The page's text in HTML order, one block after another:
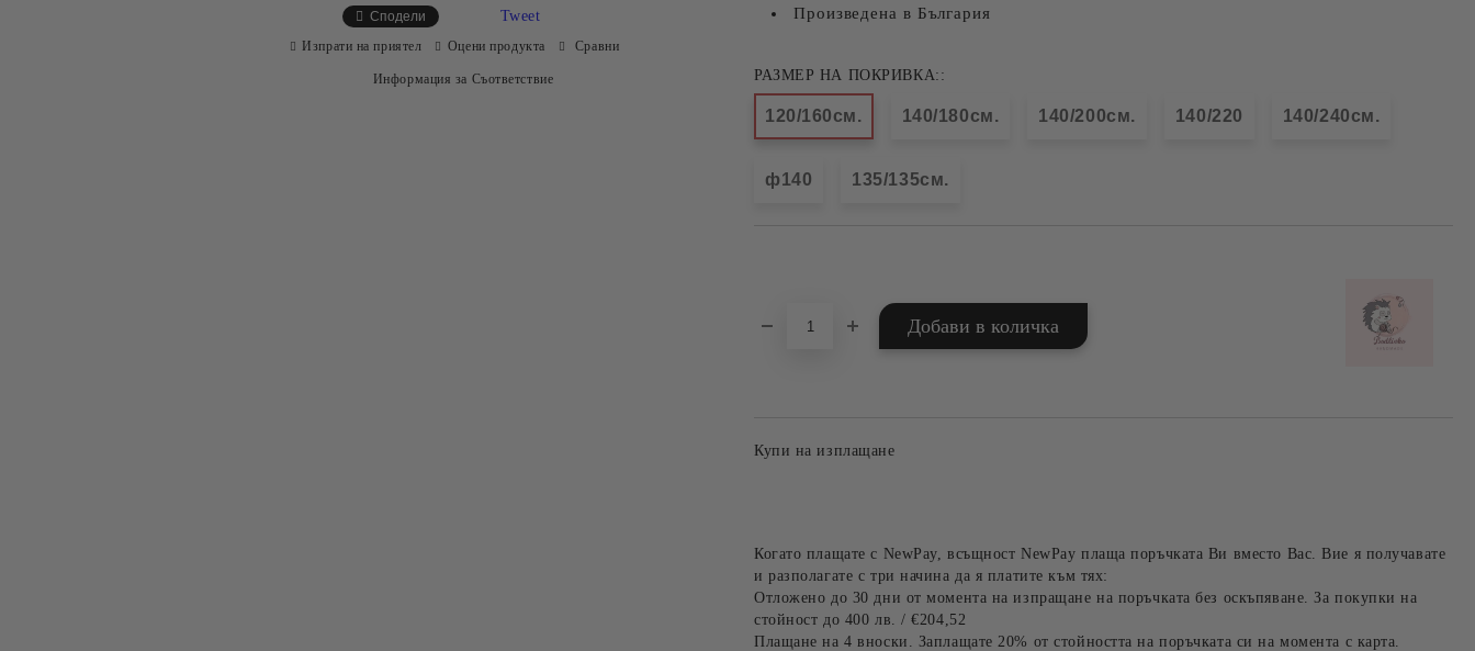
Произведена в България
РАЗМЕР НА ПОКРИВКА::
120/160см. 140/180см. 140/200см. 140/220 140/240см.
ф140 135/135см.
Купи на изплащане
Когато плащате с NewPay, всъщност NewPay плаща поръчката Ви вместо Вас. Вие я получавате
и разполагате с три начина да я платите към тях:
Отложено до 30 дни от момента на изпращане на поръчката без оскъпяване. За покупки на
стойност до 400 лв. / €204,52
Плащане на 4 вноски. Заплащате 20% от стойността на поръчката си на момента с карта.
Сподели Tweet
Изпрати на приятел Оцени продукта Сравни
Информация за Съответствие